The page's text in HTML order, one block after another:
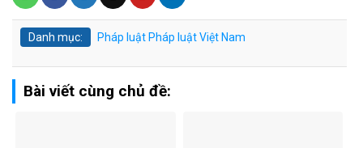
Danh mục: Pháp luật Pháp luật Việt Nam
Bài viết cùng chủ đề: